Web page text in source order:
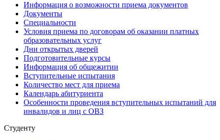
Информация о возможности приема документов
Документы
Специальности
Условия приема по договорам об оказании платных
образовательных услуг
Дни открытых дверей
Подготовительные курсы
Информация об общежитии
Вступительные испытания
Количество мест для приема
Календарь абитуриента
Особенности проведения вступительных испытаний для
инвалидов и лиц с ОВЗ
Студенту